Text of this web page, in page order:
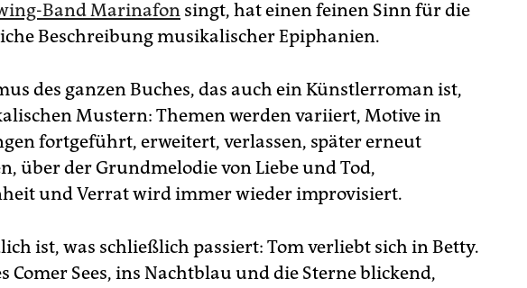
Band Marinafon singt, hat einen feinen Sinn für die
Beschreibung musikalischer Epiphanien.
des ganzen Buches, das auch ein Künstlerroman ist,
Mustern: Themen werden variiert, Motive in
fortgeführt, erweitert, verlassen, später erneut
über der Grundmelodie von Liebe und Tod,
und Verrat wird immer wieder improvisiert.
ist, was schließlich passiert: Tom verliebt sich in Betty.
Comer Sees, ins Nachtblau und die Sterne blickend,